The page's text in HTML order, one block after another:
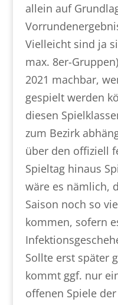
allein auf
Vielleicht sind ja
max. 8er-
2021 machbar,
gespielt werden
diesen
zum Bezirk
über den offiziell
Spieltag hinaus
wäre es nämlich,
Saison noch so
kommen, sofern
Sollte erst später
kommt ggf. nur
offenen Spiele